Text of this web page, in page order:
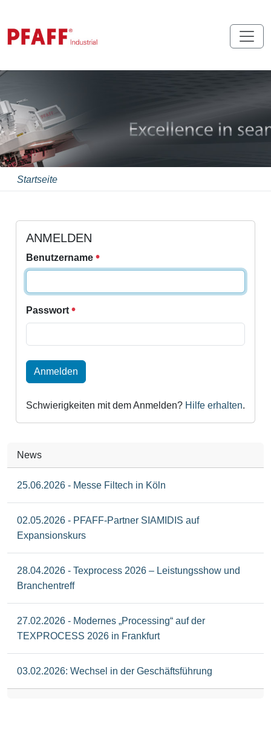
Startseite
ANMELDEN
Benutzername
Passwort
Anmelden
Schwierigkeiten mit dem Anmelden? Hilfe erhalten.
News
25.06.2026 - Messe Filtech in Köln
02.05.2026 - PFAFF-Partner SIAMIDIS auf
Expansionskurs
28.04.2026 - Texprocess 2026 – Leistungsshow und
Branchentreff
27.02.2026 - Modernes „Processing“ auf der
TEXPROCESS 2026 in Frankfurt
03.02.2026: Wechsel in der Geschäftsführung